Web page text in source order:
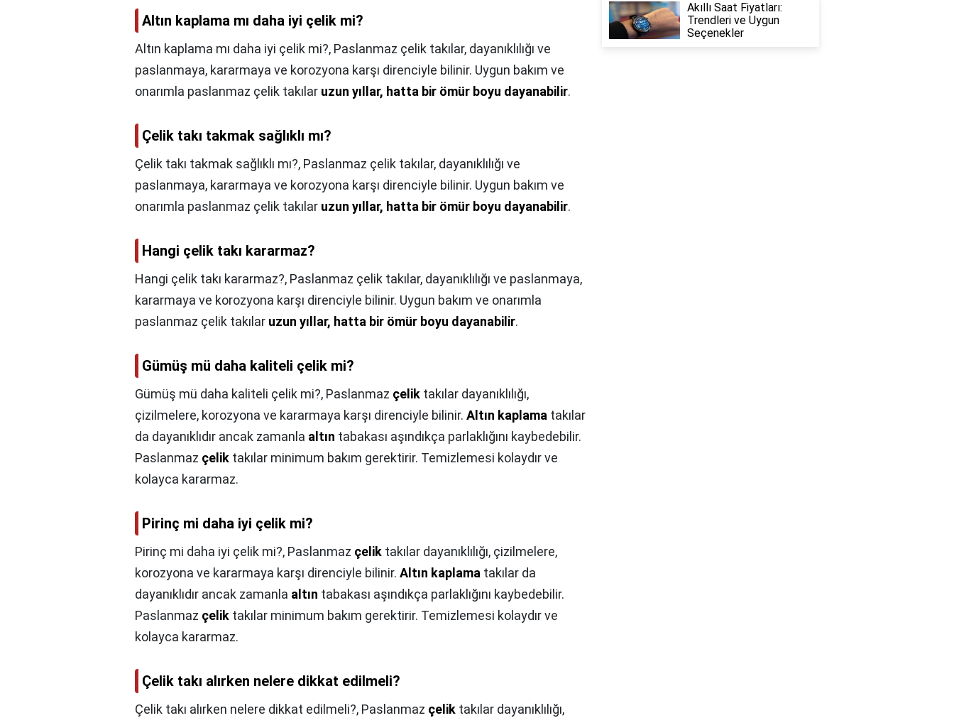
Altın kaplama mı daha iyi çelik mi?
Altın kaplama mı daha iyi çelik mi?, Paslanmaz çelik takılar, dayanıklılığı ve
paslanmaya, kararmaya ve korozyona karşı direnciyle bilinir. Uygun bakım ve
onarımla paslanmaz çelik takılar uzun yıllar, hatta bir ömür boyu dayanabilir.
Çelik takı takmak sağlıklı mı?
Çelik takı takmak sağlıklı mı?, Paslanmaz çelik takılar, dayanıklılığı ve
paslanmaya, kararmaya ve korozyona karşı direnciyle bilinir. Uygun bakım ve
onarımla paslanmaz çelik takılar uzun yıllar, hatta bir ömür boyu dayanabilir.
Hangi çelik takı kararmaz?
Hangi çelik takı kararmaz?, Paslanmaz çelik takılar, dayanıklılığı ve paslanmaya,
kararmaya ve korozyona karşı direnciyle bilinir. Uygun bakım ve onarımla
paslanmaz çelik takılar uzun yıllar, hatta bir ömür boyu dayanabilir.
Gümüş mü daha kaliteli çelik mi?
Gümüş mü daha kaliteli çelik mi?, Paslanmaz çelik takılar dayanıklılığı,
çizilmelere, korozyona ve kararmaya karşı direnciyle bilinir. Altın kaplama takılar
da dayanıklıdır ancak zamanla altın tabakası aşındıkça parlaklığını kaybedebilir.
Paslanmaz çelik takılar minimum bakım gerektirir. Temizlemesi kolaydır ve
kolayca kararmaz.
Pirinç mi daha iyi çelik mi?
Pirinç mi daha iyi çelik mi?, Paslanmaz çelik takılar dayanıklılığı, çizilmelere,
korozyona ve kararmaya karşı direnciyle bilinir. Altın kaplama takılar da
dayanıklıdır ancak zamanla altın tabakası aşındıkça parlaklığını kaybedebilir.
Paslanmaz çelik takılar minimum bakım gerektirir. Temizlemesi kolaydır ve
kolayca kararmaz.
Çelik takı alırken nelere dikkat edilmeli?
Çelik takı alırken nelere dikkat edilmeli?, Paslanmaz çelik takılar dayanıklılığı,
Akıllı Saat Fiyatları:
Trendleri ve Uygun
Seçenekler